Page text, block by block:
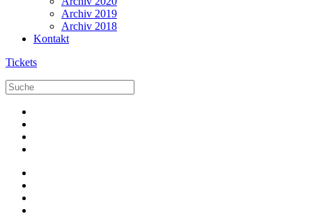
Archiv 2019
Archiv 2018
Kontakt
Tickets